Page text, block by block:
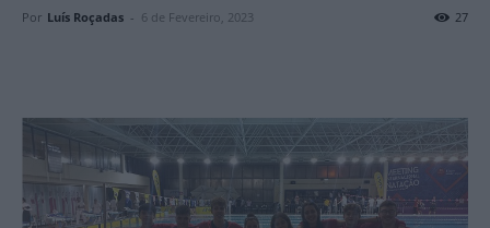
Por Luís Roçadas - 6 de Fevereiro, 2023 27